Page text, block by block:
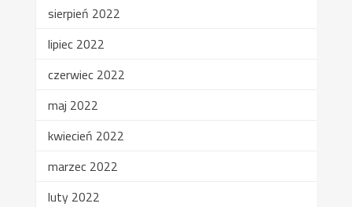
sierpień 2022
lipiec 2022
czerwiec 2022
maj 2022
kwiecień 2022
marzec 2022
luty 2022